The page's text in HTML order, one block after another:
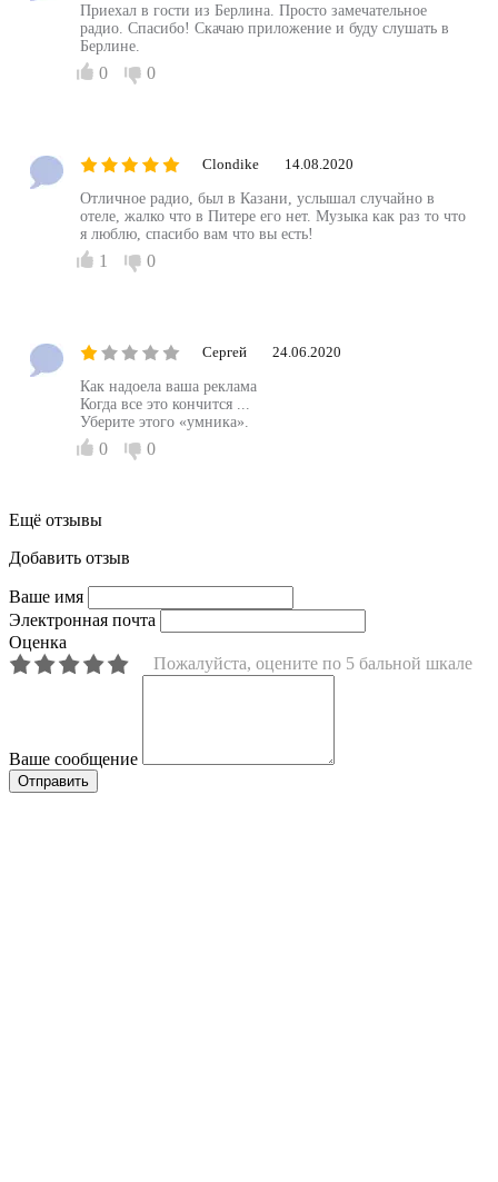
Приехал в гости из Берлина. Просто замечательное
радио. Спасибо! Скачаю приложение и буду слушать в
Берлине.
0 0
Clondike 14.08.2020
Отличное радио, был в Казани, услышал случайно в
отеле, жалко что в Питере его нет. Музыка как раз то что
я люблю, спасибо вам что вы есть!
1 0
Сергей 24.06.2020
Как надоела ваша реклама
Когда все это кончится ...
Уберите этого «умника».
0 0
Ещё отзывы
Добавить отзыв
Ваше имя
Электронная почта
Оценка
Пожалуйста, оцените по 5 бальной шкале
Ваше сообщение